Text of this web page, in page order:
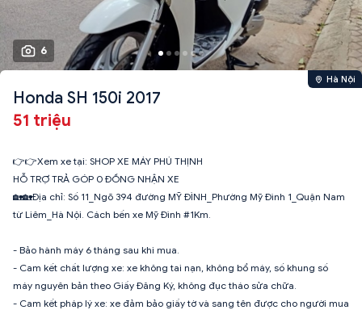
6
Hà Nội
Honda SH 150i 2017
51 triệu
👉👉Xem xe tại: SHOP XE MÁY PHÚ THỊNH
HỖ TRỢ TRẢ GÓP 0 ĐỒNG NHẬN XE
🏡🏡Địa chỉ: Số 11_Ngõ 394 đường MỸ ĐÌNH_Phường Mỹ Đình 1_Quận Nam
từ Liêm_Hà Nội. Cách bến xe Mỹ Đình #1Km.
- Bảo hành máy 6 tháng sau khi mua.
- Cam kết chất lượng xe: xe không tai nạn, không bổ máy, số khung số
máy nguyên bản theo Giấy Đăng Ký, không đục tháo sửa chữa.
- Cam kết pháp lý xe: xe đảm bảo giấy tờ và sang tên được cho người mua